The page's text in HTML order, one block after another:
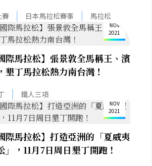
賽 日本馬拉松賽事 馬拉松
NOV
2021
際馬拉松】張景敦全馬稱王、濱
墾丁馬拉松熱力南台灣！
鐵人三項
NOV
2021
際馬拉松】打造亞洲的「夏威夷
」，11月7日周日墾丁開跑！
27